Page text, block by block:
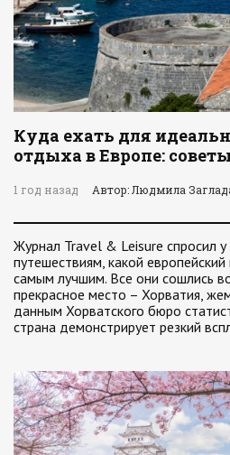
Куда ехать для
отдыха в Европе:
1 год назад Автор: Людмила
Журнал Travel & Leisure спросил у
путешествиям, какой
самым лучшим. Все они сошлись
прекрасное место – Хорватия,
данным Хорватского бюро
страна демонстрирует резкий